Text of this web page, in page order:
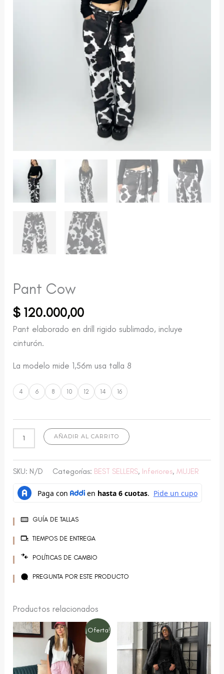
Pant Cow
$120.000,00
Pant elaborado en drill rigido sublimado, incluye
cinturón.
La modelo mide 1,56m usa talla 8
4 6 8 10 12 14 16
AÑADIR AL CARRITO
SKU: N/D Categorías: BEST SELLERS, Inferiores,MUJER
GUÍA DE TALLAS
TIEMPOS DE ENTREGA
POLÍTICAS DE CAMBIO
PREGUNTA POR ESTE PRODUCTO
Productos relacionados
¡Oferta!
El
precio
original
era:
$ 64.000,00.
El
precio
actual
$ 44.800,00.
Este
múltiples
producto
tiene
múltiples